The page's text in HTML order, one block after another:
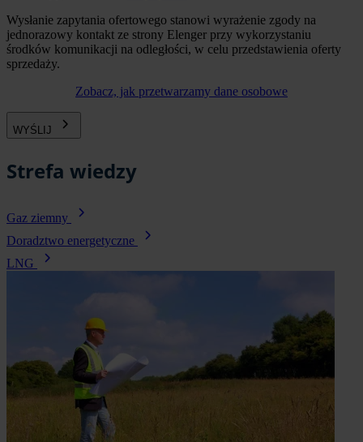
Wysłanie zapytania ofertowego stanowi wyrażenie zgody na
jednorazowy kontakt ze strony Elenger przy wykorzystaniu
środków komunikacji na odległości, w celu przedstawienia oferty
sprzedaży.
Zobacz, jak przetwarzamy dane osobowe
WYŚLIJ
Strefa wiedzy
Gaz ziemny
Doradztwo energetyczne
LNG